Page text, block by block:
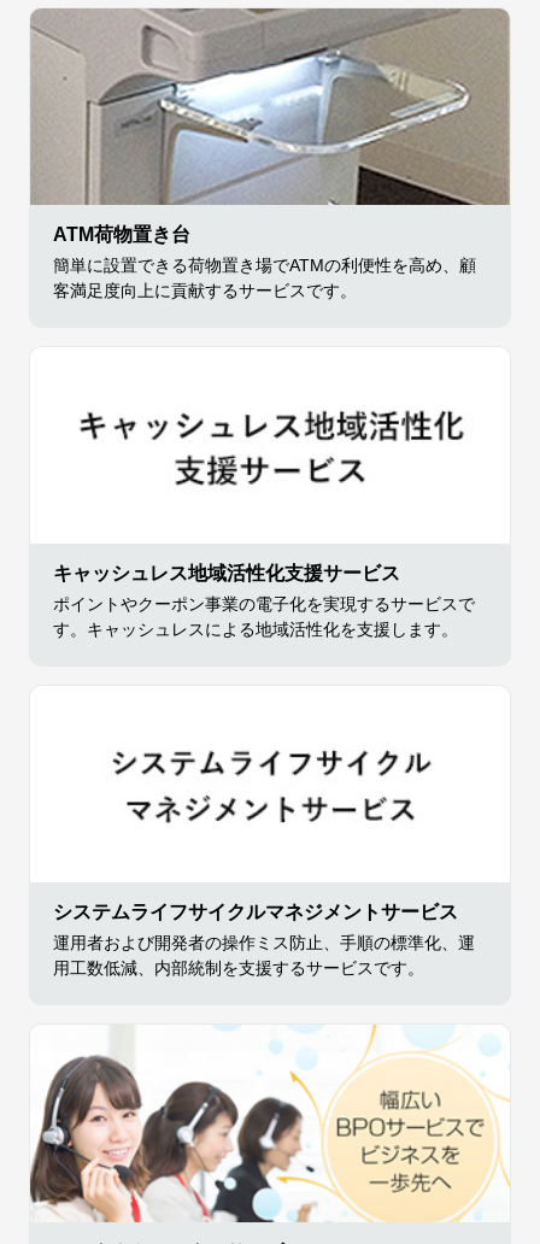
ATM荷物置き台
簡単に設置できる荷物置き場でATMの利便性を高め、顧
客満足度向上に貢献するサービスです。
キャッシュレス地域活性化支援サービス
ポイントやクーポン事業の電子化を実現するサービスで
す。キャッシュレスによる地域活性化を支援します。
システムライフサイクルマネジメントサービス
運用者および開発者の操作ミス防止、手順の標準化、運
用工数低減、内部統制を支援するサービスです。